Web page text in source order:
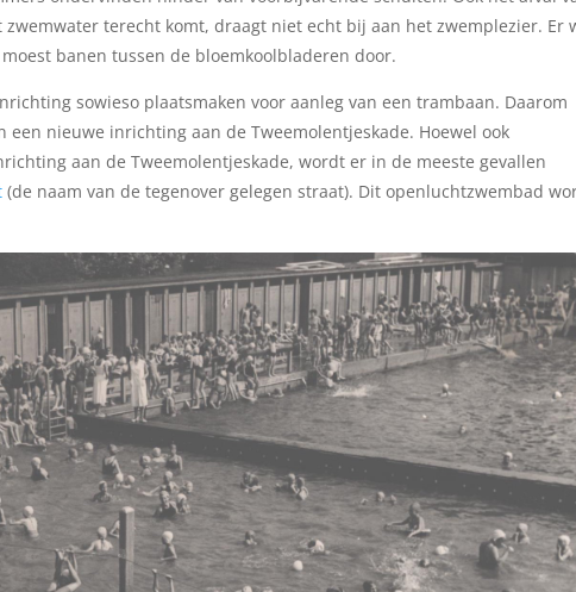
terecht komt, draagt niet echt bij aan het zwemplezier. Er
banen tussen de bloemkoolbladeren door.
sowieso plaatsmaken voor aanleg van een trambaan. Daarom
een nieuwe inrichting aan de Tweemolentjeskade. Hoewel ook
aan de Tweemolentjeskade, wordt er in de meeste gevallen
(de naam van de tegenover gelegen straat). Dit openluchtzwembad